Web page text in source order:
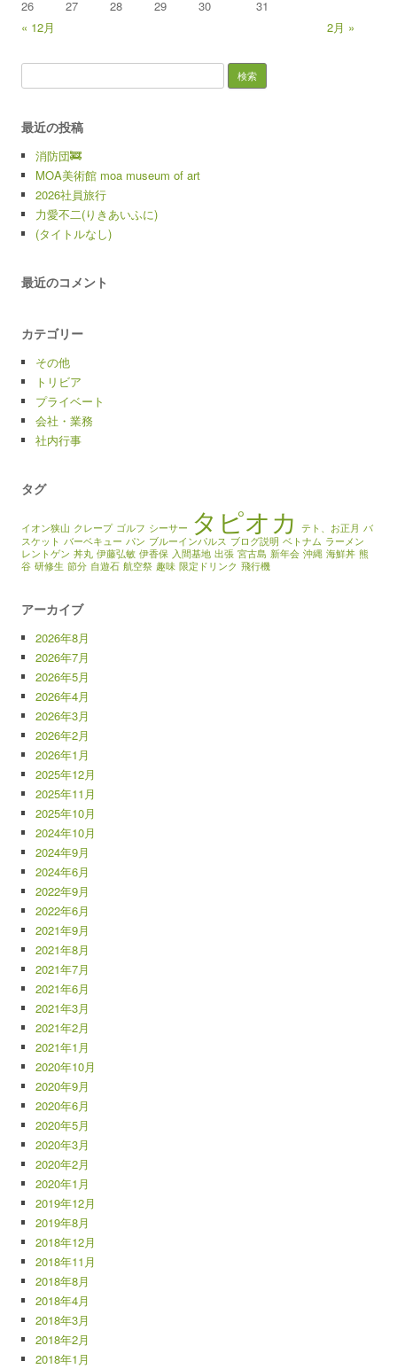
« 12月 2月 »
26 27 28 29 30 31
最近の投稿
消防団🚒
MOA美術館 moa museum of art
2026社員旅行
力愛不二(りきあいふに)
(タイトルなし)
最近のコメント
カテゴリー
その他
トリビア
プライベート
会社・業務
社内行事
タグ
イオン狭山 クレープ ゴルフ シーサー タピオカ テト、お正月 バ
スケット バーベキュー パン ブルーインパルス ブログ説明 ベトナム ラーメン
レントゲン 丼丸 伊藤弘敏 伊香保 入間基地 出張 宮古島 新年会 沖縄 海鮮丼 熊
谷 研修生 節分 自遊石 航空祭 趣味 限定ドリンク 飛行機
アーカイブ
2026年8月
2026年7月
2026年5月
2026年4月
2026年3月
2026年2月
2026年1月
2025年12月
2025年11月
2025年10月
2024年10月
2024年9月
2024年6月
2022年9月
2022年6月
2021年9月
2021年8月
2021年7月
2021年6月
2021年3月
2021年2月
2021年1月
2020年10月
2020年9月
2020年6月
2020年5月
2020年3月
2020年2月
2020年1月
2019年12月
2019年8月
2018年12月
2018年11月
2018年8月
2018年4月
2018年3月
2018年2月
2018年1月